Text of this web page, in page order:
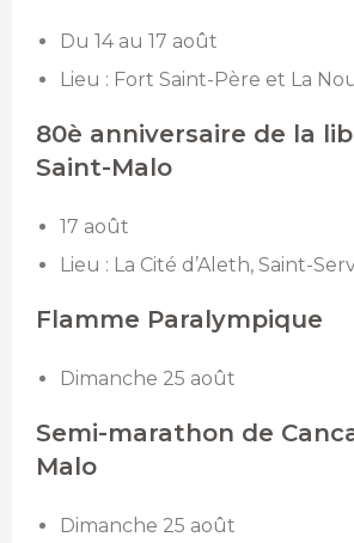
Du 14 au 17 août
Lieu : Fort Saint-Père et La
80è anniversaire de la
Saint-Malo
17 août
Lieu : La Cité d’Aleth, Saint-
Flamme Paralympique
Dimanche 25 août
Semi-marathon de
Malo
Dimanche 25 août